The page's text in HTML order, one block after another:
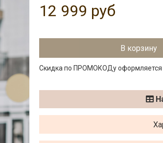
12 999 руб
В корзину
Скидка по ПРОМОКОДу оформляется